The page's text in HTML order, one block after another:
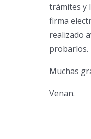
trámites y
firma
realizado
probarlos.
Muchas
Venan.